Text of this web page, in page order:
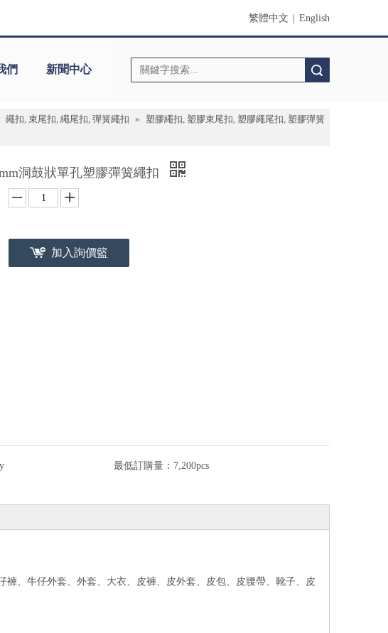
繁體中文 English
們 新聞中心
繩扣, 束尾扣, 繩尾扣, 彈簧繩扣 »
塑膠繩扣, 塑膠束尾扣, 塑膠繩尾扣, 塑膠彈簧
洞鼓狀單孔塑膠彈簧繩扣
加入詢價籃
最低訂購量： 7,200pcs
、牛仔外套、外套、大衣、皮褲、皮外套、皮包、皮腰帶、靴子、皮